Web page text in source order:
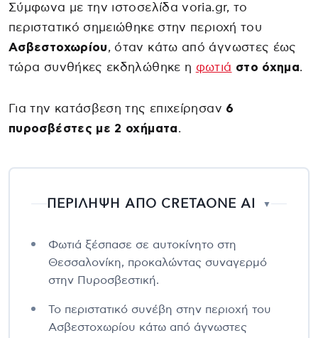
Σύμφωνα με την ιστοσελίδα voria.gr, το
περιστατικό σημειώθηκε στην περιοχή του
Ασβεστοχωρίου, όταν κάτω από άγνωστες έως
τώρα συνθήκες εκδηλώθηκε η φωτιά στο όχημα.
Για την κατάσβεση της επιχείρησαν 6
πυροσβέστες με 2 οχήματα.
ΠΕΡΙΛΗΨΗ ΑΠΟ CRETAONE AI ▼
Φωτιά ξέσπασε σε αυτοκίνητο στη
Θεσσαλονίκη, προκαλώντας συναγερμό
στην Πυροσβεστική.
Το περιστατικό συνέβη στην περιοχή του
Ασβεστοχωρίου κάτω από άγνωστες